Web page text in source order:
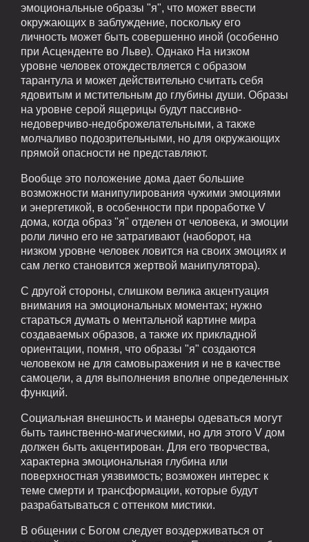
эмоциональные образы "я", что может ввести
окружающих в заблуждение, поскольку его
личность может быть совершенно иной (особенно
при Асценденте во Льве). Однако На низком
уровне человек отождествляется с образом
тарантула и может действительно считать себя
ядовитым и мстительным до глубины души. Образы
на уровне серой ящерицы будут пассивно-
недоверчиво-недоброжелательными, а также
молчаливо подозрительными, но для окружающих
прямой опасности не представляют.
Вообще это положение дома дает большие
возможности манипулирования чужими эмоциями
и энергетикой, в особенности при проработке V
дома, когда образ "я" отделен от человека, и эмоции
роли лично его не затрагивают (наоборот, на
низком уровне человек ловится на своих эмоциях и
сам легко становится жертвой манипулятора).
С другой стороны, слишком велика акцентуация
внимания на эмоциональных моментах; нужно
стараться думать о ментальной картине мира
создаваемых образов, а также их прикладной
ориентации, помня, что образы "я" создаются
человеком не для самовыражения и не в качестве
самоцели, а для выполнения вполне определенных
функций.
Социальная внешность и манеры одеваться могут
быть таинственно-магическими, но для этого V дом
должен быть акцентирован. Для его творчества,
характерна эмоциональная глубина или
поверхностная уязвимость; возможен интерес к
теме смерти и трансформации, которые будут
разрабатываться с оттенком мистики.
В общении с Богом следует воздерживаться от